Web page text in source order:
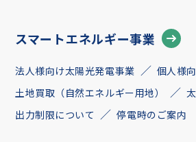
スマートエネルギー事業
法人様向け太陽光発電事業 個人様
土地買取（自然エネルギー用地）
出力制限について
停電時のご案内